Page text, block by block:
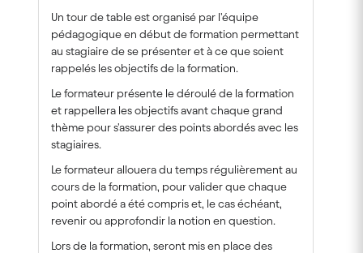
Un tour de table est organisé par l'équipe
pédagogique en début de formation permettant
au stagiaire de se présenter et à ce que soient
rappelés les objectifs de la formation.
Le formateur présente le déroulé de la formation
et rappellera les objectifs avant chaque grand
thème pour s'assurer des points abordés avec les
stagiaires.
Le formateur allouera du temps régulièrement au
cours de la formation, pour valider que chaque
point abordé a été compris et, le cas échéant,
revenir ou approfondir la notion en question.
Lors de la formation, seront mis en place des